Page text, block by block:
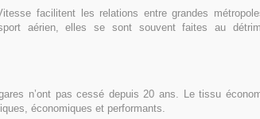
facilitent les relations entre grandes
aérien, elles se sont souvent faites au
n’ont pas cessé depuis 20 ans. Le tissu
économiques et performants.